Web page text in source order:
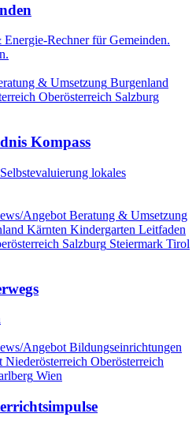
Rechner für Gemeinden.
& Umsetzung Burgenland
Oberösterreich Salzburg
Kompass
lokales
Angebot Beratung & Umsetzung
Kärnten Kindergarten Leitfaden
Salzburg Steiermark Tirol
Angebot Bildungseinrichtungen
Niederösterreich Oberösterreich
Wien